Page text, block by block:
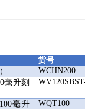
货号
WCHN200
毫升刻
毫升
WQT100